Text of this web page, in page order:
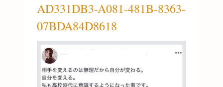
AD331DB3-A081-481B-8363-
07BDA84D8618